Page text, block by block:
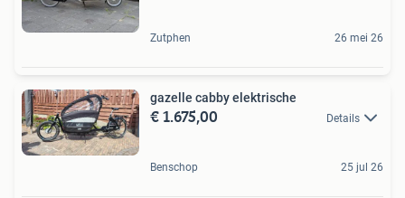
Zutphen 26 mei 26
gazelle cabby elektrische
€ 1.675,00 Details
Benschop 25 jul 26